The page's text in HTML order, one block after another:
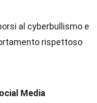
al cyberbullismo e
rispettoso
Media